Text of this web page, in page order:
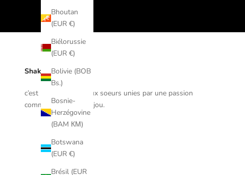
Bhoutan
(EUR €)
Biélorussie
(EUR €)
Bolivie (BOB
Bs.)
Bosnie-
Herzégovine
(BAM КМ)
Botswana
(EUR €)
Brésil (EUR
Shaker Jewels
c’est l'aventure de deux soeurs unies par une passion
commune : celle du bijou.